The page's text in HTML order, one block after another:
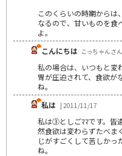
このくらいの時期からは
なるので、甘いものを食
よ。
こんにちは こっちゃんさ
私の場合は、いつもと変
胃が圧迫されて、食欲が
ね。
私は | 2011/11/17
私は③としごﾏﾏです。皆
然食欲は変わらずたべま
じがすごくして苦しかっ
ね。